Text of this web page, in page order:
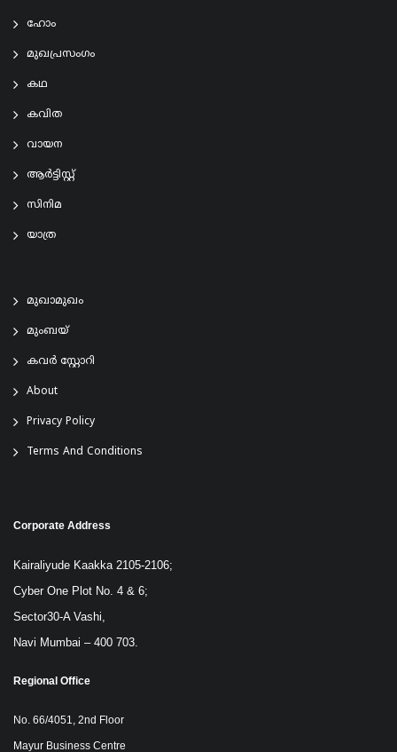
ഹോം
മുഖപ്രസംഗം
കഥ
കവിത
വായന
ആര്‍ട്ടിസ്റ്റ്
സിനിമ
യാത്ര
മുഖാമുഖം
മുംബയ്
കവർ സ്റ്റോറി
About
Privacy Policy
Terms And Conditions
Corporate Address
Kairaliyude Kaakka 2105-2106;
Cyber One Plot No. 4 & 6;
Sector30-A Vashi,
Navi Mumbai – 400 703.
Regional Office
No. 66/4051, 2nd Floor
Mayur Business Centre